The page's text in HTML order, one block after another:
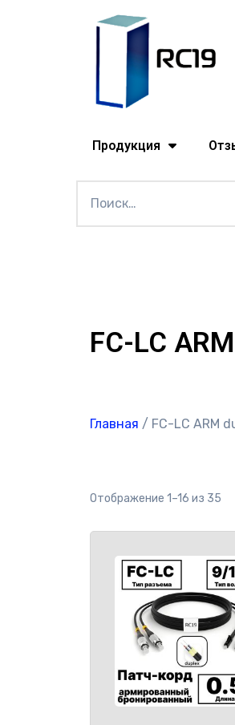
Продукция
FC-LC
Главная / FC-LC ARM
Отображение 1–16 из 35